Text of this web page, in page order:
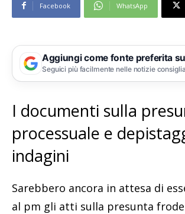
Facebook WhatsApp
Aggiungi come fonte preferita
Seguici più facilmente nelle notizie
I documenti sulla
processuale e
indagini
Sarebbero ancora in attesa di
al pm gli atti sulla presunta